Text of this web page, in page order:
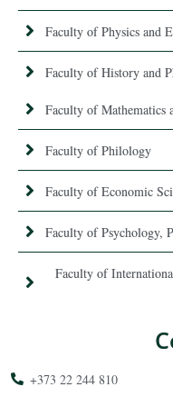
Faculty of Physics and
Faculty of History and
Faculty of Mathematics
Faculty of Philology
Faculty of Economic
Faculty of Psychology,
Faculty of
+373 22 244 810